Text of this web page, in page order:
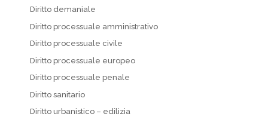
Diritto demaniale
Diritto processuale amministrativo
Diritto processuale civile
Diritto processuale europeo
Diritto processuale penale
Diritto sanitario
Diritto urbanistico – edilizia